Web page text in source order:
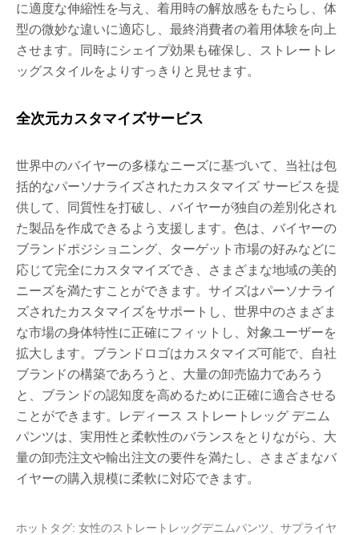
に適度な伸縮性を与え、着用時の解放感をもたらし、体
型の微妙な違いに適応し、最終消費者の着用体験を向上
させます。同時にシェイプ効果も確保し、ストレートレ
ッグスタイルをよりすっきりと見せます。
全次元カスタマイズサービス
世界中のバイヤーの多様なニーズに基づいて、当社は包
括的なパーソナライズされたカスタマイズ サービスを提
供して、同質性を打破し、バイヤーが独自の差別化され
た製品を作成できるよう支援します。色は、バイヤーの
ブランドポジショニング、ターゲット市場の好みなどに
応じて完全にカスタマイズでき、さまざまな地域の美的
ニーズを満たすことができます。サイズはパーソナライ
ズされたカスタマイズをサポートし、世界中のさまざま
な市場の身体特性に正確にフィットし、対象ユーザーを
拡大します。ブランドロゴはカスタマイズ可能で、自社
ブランドの構築であろうと、大量の卸売協力であろう
と、ブランドの認知度を高めるために正確に適合させる
ことができます。レディース ストレートレッグ デニム
パンツは、実用性と柔軟性のバランスをとりながら、大
量の卸売注文や輸出注文の要件を満たし、さまざまなバ
イヤーの購入規模に柔軟に対応できます。
ホットタグ: 女性のストレートレッグデニムパンツ、サプライヤ